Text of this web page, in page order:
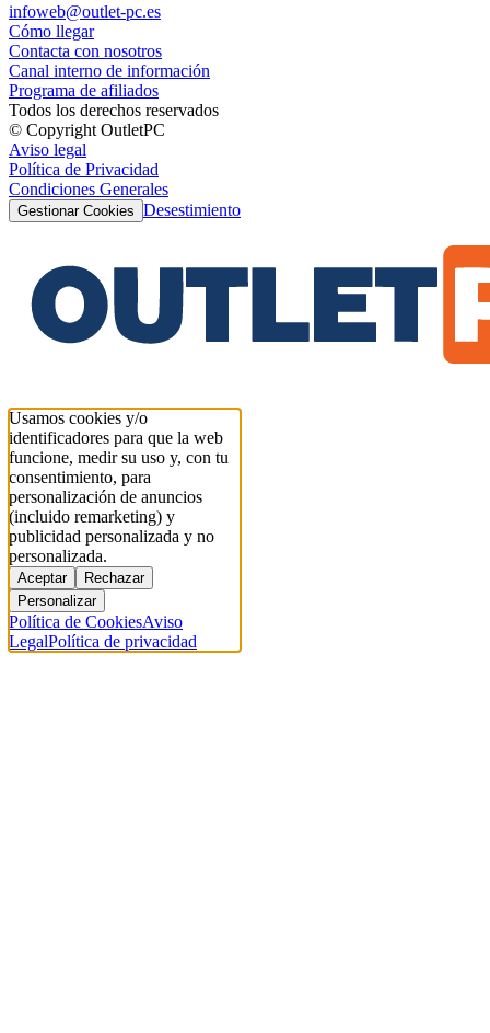
infoweb@outlet-pc.es
Cómo llegar
Contacta con nosotros
Canal interno de información
Programa de afiliados
Todos los derechos reservados
© Copyright OutletPC
Aviso legal
Política de Privacidad
Condiciones Generales
Gestionar Cookies Desestimiento
Usamos cookies y/o
identificadores para que la web
funcione, medir su uso y, con tu
consentimiento, para
personalización de anuncios
(incluido remarketing) y
publicidad personalizada y no
personalizada.
Aceptar
Rechazar
Personalizar
Política de CookiesAviso
LegalPolítica de privacidad